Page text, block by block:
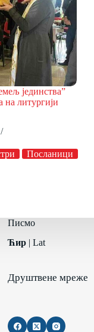
јединства”
на литургији
Посланици
Писмо
Ћир| Lat
Друштвене мреже